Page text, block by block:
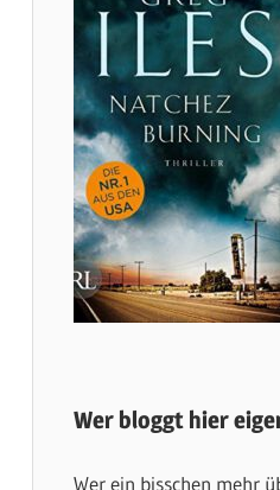
Wer bloggt hier
Wer ein bisschen mehr